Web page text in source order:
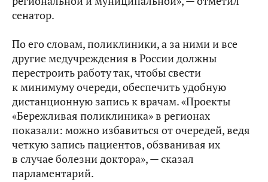
сенатор.
По его словам, поликлиники, а за ними и все
другие медучреждения в России должны
перестроить работу так, чтобы свести
к минимуму очереди, обеспечить удобную
дистанционную запись к врачам. «Проекты
«Бережливая поликлиника» в регионах
показали: можно избавиться от очередей, ведя
четкую запись пациентов, обзванивая их
в случае болезни доктора», — сказал
парламентарий.